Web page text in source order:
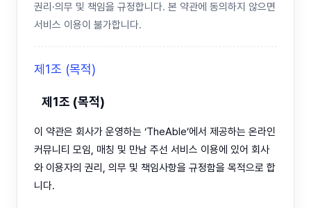
권리·의무 및 책임을 규정합니다. 본 약관에 동의하지 않으면
서비스 이용이 불가합니다.
제1조 (목적)
제1조 (목적)
이 약관은 회사가 운영하는 ‘TheAble’에서 제공하는 온라인
커뮤니티 모임, 매칭 및 만남 주선 서비스 이용에 있어 회사
와 이용자의 권리, 의무 및 책임사항을 규정함을 목적으로 합
니다.